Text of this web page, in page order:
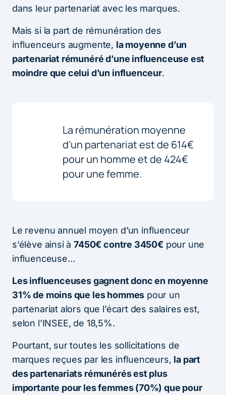
dans leur partenariat avec les marques.
Mais si la part de rémunération des
influenceurs augmente, la moyenne d’un
partenariat rémunéré d’une influenceuse est
moindre que celui d’un influenceur.
La rémunération moyenne
d’un partenariat est de 614€
pour un homme et de 424€
pour une femme.
Le revenu annuel moyen d’un influenceur
s’élève ainsi à7450€ contre 3450€ pour une
influenceuse…
Les influenceuses gagnent donc en moyenne
31% de moins que les hommes pour un
partenariat alors que l’écart des salaires est,
selon l’INSEE, de 18,5%.
Pourtant, sur toutes les sollicitations de
marques reçues par les influenceurs, la part
des partenariats rémunérés est plus
importante pour les femmes (70%) que pour